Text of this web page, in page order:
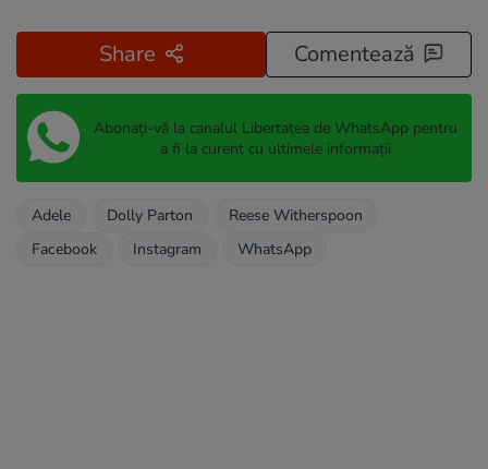
Share Comentează
Abonați-vă la canalul Libertatea de WhatsApp pentru
a fi la curent cu ultimele informații
Adele Dolly Parton
Reese Witherspoon
Facebook
Instagram WhatsApp